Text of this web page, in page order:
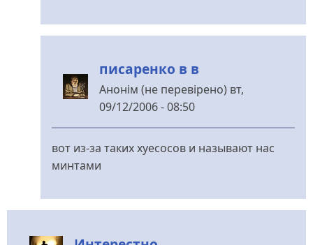
писаренко в в
Анонім (не перевірено) вт,
09/12/2006 - 08:50
У
Анонім
вот из-за таких хуесосов и называют нас
минтами